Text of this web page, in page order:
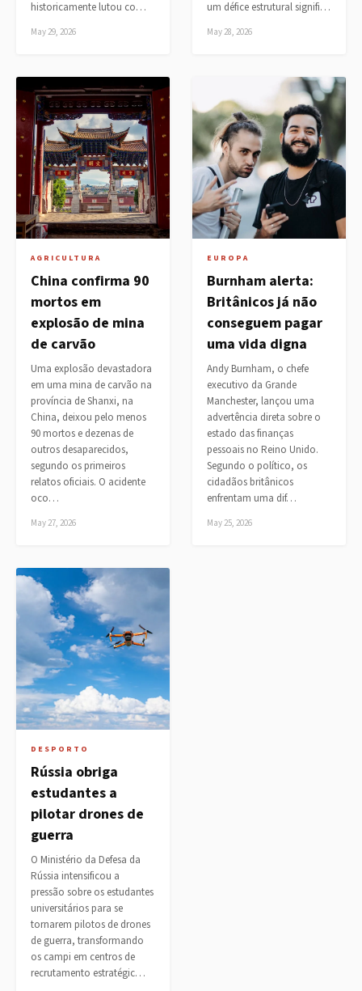
historicamente lutou co…
May 29, 2026
um défice estrutural signifi…
May 28, 2026
AGRICULTURA
China confirma 90
mortos em
explosão de mina
de carvão
Uma explosão devastadora
em uma mina de carvão na
província de Shanxi, na
China, deixou pelo menos
90 mortos e dezenas de
outros desaparecidos,
segundo os primeiros
relatos oficiais. O acidente
oco…
May 27, 2026
EUROPA
Burnham alerta:
Britânicos já não
conseguem pagar
uma vida digna
Andy Burnham, o chefe
executivo da Grande
Manchester, lançou uma
advertência direta sobre o
estado das finanças
pessoais no Reino Unido.
Segundo o político, os
cidadãos britânicos
enfrentam uma dif…
May 25, 2026
DESPORTO
Rússia obriga
estudantes a
pilotar drones de
guerra
O Ministério da Defesa da
Rússia intensificou a
pressão sobre os estudantes
universitários para se
tornarem pilotos de drones
de guerra, transformando
os campi em centros de
recrutamento estratégic…